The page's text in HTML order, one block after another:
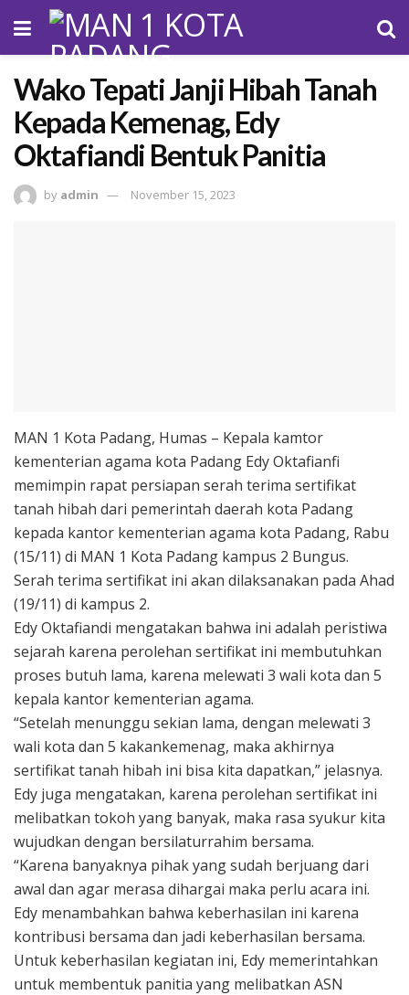
Wako Tepati Janji Hibah Tanah
Kepada Kemenag, Edy
Oktafiandi Bentuk Panitia
by admin November 15, 2023
MAN 1 Kota Padang, Humas – Kepala kamtor
kementerian agama kota Padang Edy Oktafianfi
memimpin rapat persiapan serah terima sertifikat
tanah hibah dari pemerintah daerah kota Padang
kepada kantor kementerian agama kota Padang, Rabu
(15/11) di MAN 1 Kota Padang kampus 2 Bungus.
Serah terima sertifikat ini akan dilaksanakan pada Ahad
(19/11) di kampus 2.
Edy Oktafiandi mengatakan bahwa ini adalah peristiwa
sejarah karena perolehan sertifikat ini membutuhkan
proses butuh lama, karena melewati 3 wali kota dan 5
kepala kantor kementerian agama.
“Setelah menunggu sekian lama, dengan melewati 3
wali kota dan 5 kakankemenag, maka akhirnya
sertifikat tanah hibah ini bisa kita dapatkan,” jelasnya.
Edy juga mengatakan, karena perolehan sertifikat ini
melibatkan tokoh yang banyak, maka rasa syukur kita
wujudkan dengan bersilaturrahim bersama.
“Karena banyaknya pihak yang sudah berjuang dari
awal dan agar merasa dihargai maka perlu acara ini.
Edy menambahkan bahwa keberhasilan ini karena
kontribusi bersama dan jadi keberhasilan bersama.
Untuk keberhasilan kegiatan ini, Edy memerintahkan
untuk membentuk panitia yang melibatkan ASN